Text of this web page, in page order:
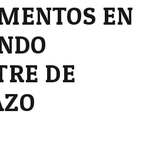
EN
DE